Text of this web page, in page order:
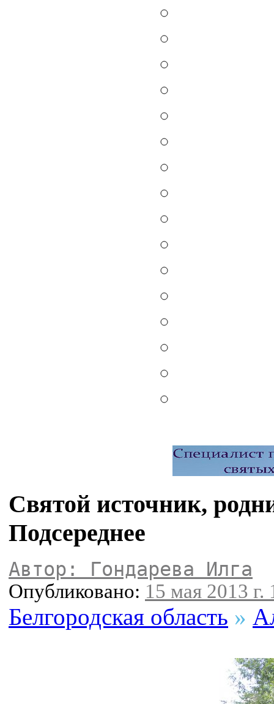
Святой источник,
Подсереднее
Автор: Гондарева Илга
Опубликовано: 15 мая 2013 г.
Белгородская область »